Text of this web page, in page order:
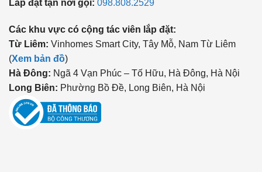
Lắp đặt tận nơi gọi: 098.808.2529
Các khu vực có cộng tác viên lắp đặt:
Từ Liêm: Vinhomes Smart City, Tây Mỗ, Nam Từ Liêm
(Xem bản đồ)
Hà Đông: Ngã 4 Vạn Phúc – Tố Hữu, Hà Đông, Hà Nội
Long Biên: Phường Bồ Đề, Long Biên, Hà Nội